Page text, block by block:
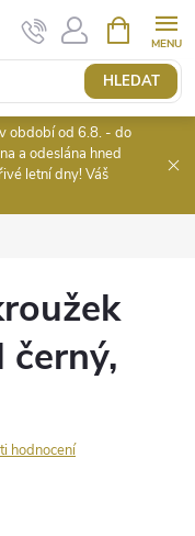
HLEDAT
NÁKUPNÍ
KOŠÍK
období od 6.8. - do
a odeslána hned
letní dny! Váš
hodnocení